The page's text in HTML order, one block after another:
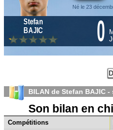
Né le 23
Stefan
BAJIC
0
BILAN de Stefan BAJIC -
Son bilan en
Compétitions